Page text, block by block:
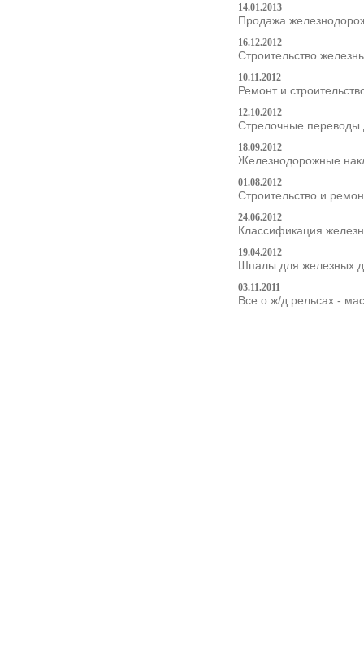
14.01.2013
Продажа
16.12.2012
Строительство
10.11.2012
Ремонт и
12.10.2012
Стрелочные переводы
18.09.2012
Железнодорожные
01.08.2012
Строительство и
24.06.2012
Классификация
19.04.2012
Шпалы для железных
03.11.2011
Все о ж/д рельсах -